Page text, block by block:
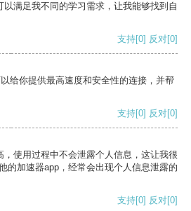
满足我不同的学习需求，让我能够找到自
支持[0] 反对[0]
给你提供最高速度和安全性的连接，并帮
支持[0] 反对[0]
使用过程中不会泄露个人信息，这让我很
的加速器app，经常会出现个人信息泄露的
支持[0] 反对[0]